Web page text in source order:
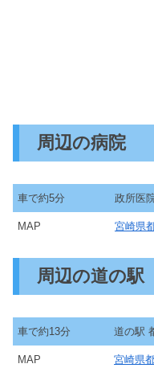
周辺の病院
車で約5分 政所医
MAP 宮崎県
周辺の道の駅
車で約13分 道の駅
MAP 宮崎県